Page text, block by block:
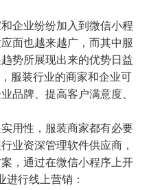
业纷纷加入到微信小程
面也越来越广，而其中服
势所展现出来的优势日益
，服装行业的商家和企业可
品牌、提高客户满意度、
性，服装商家都有必要
业资深管理软件供应商，
，通过在微信小程序上开
进行线上营销：